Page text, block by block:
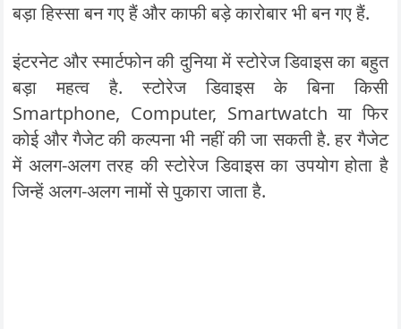
बड़ा हिस्सा बन गए हैं और काफी बड़े कारोबार भी बन गए हैं.
इंटरनेट और स्मार्टफोन की दुनिया में स्टोरेज डिवाइस का बहुत
बड़ा महत्व है. स्टोरेज डिवाइस के बिना किसी
Smartphone, Computer, Smartwatch या फिर
कोई और गैजेट की कल्पना भी नहीं की जा सकती है. हर गैजेट
में अलग-अलग तरह की स्टोरेज डिवाइस का उपयोग होता है
जिन्हें अलग-अलग नामों से पुकारा जाता है.